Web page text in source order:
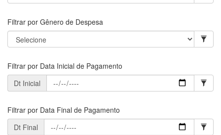
Filtrar por Gênero de Despesa
Filtrar por Data Inicial de Pagamento
Dt Inicial
Filtrar por Data Final de Pagamento
Dt Final